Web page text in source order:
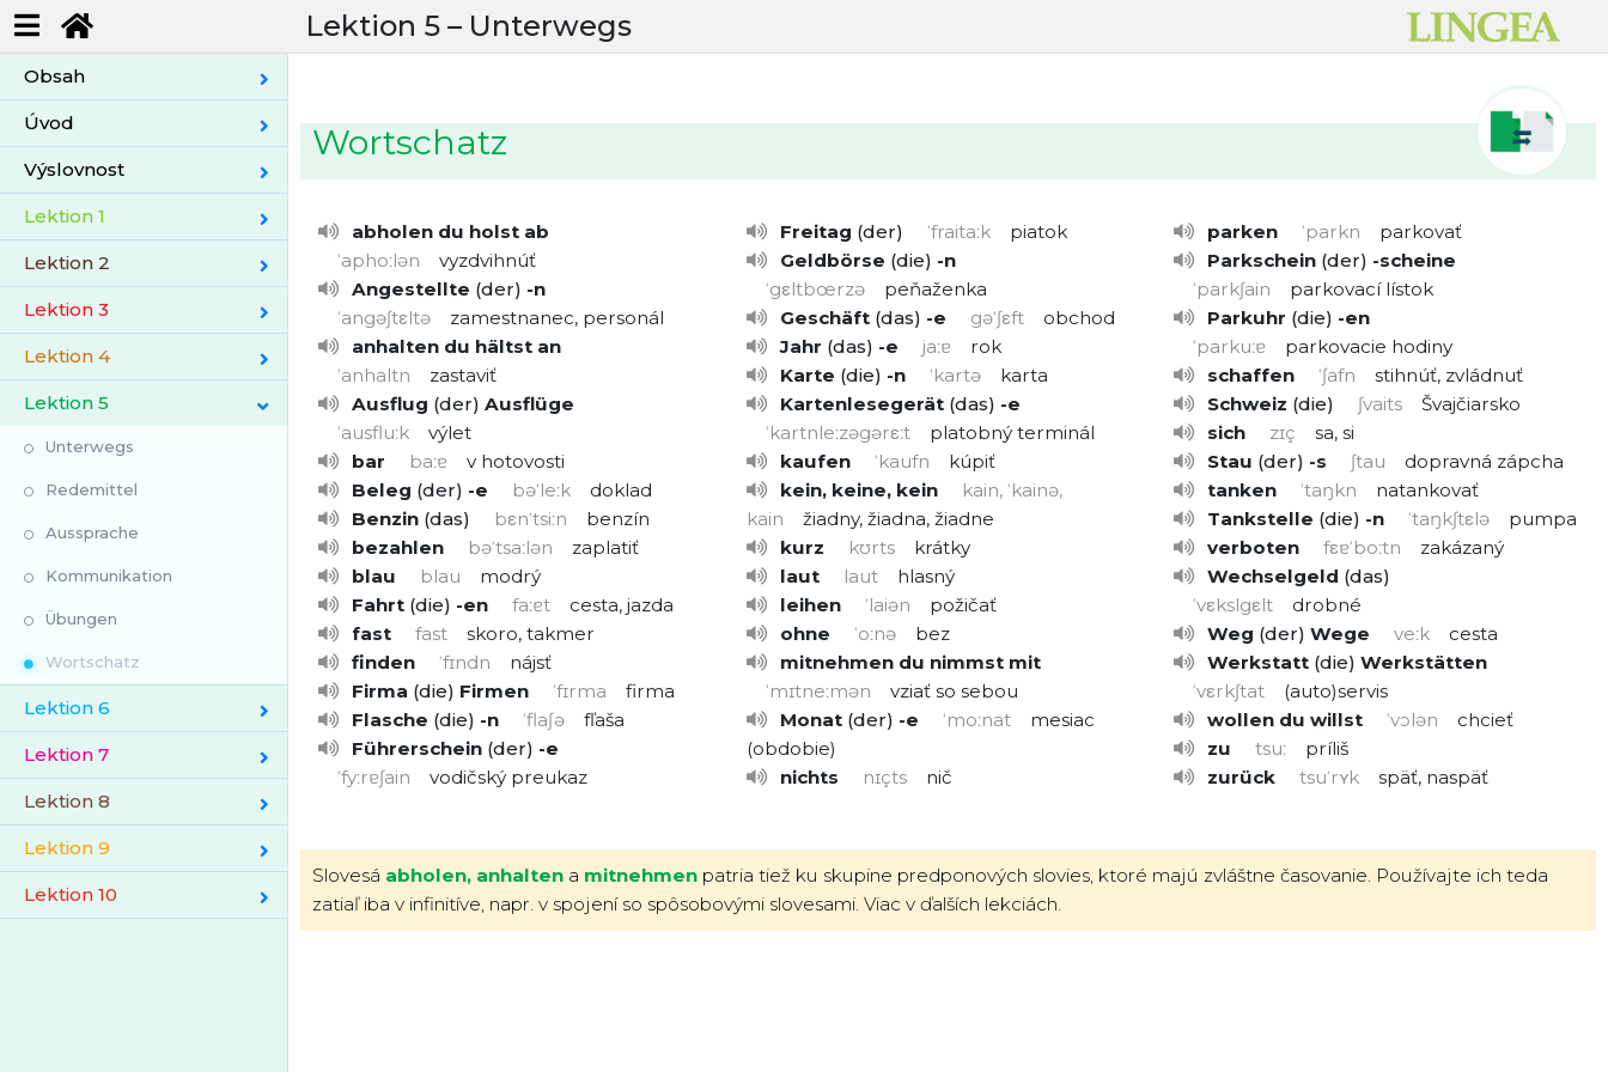
Lektion 5 – Unterwegs
Obsah
Úvod
Výslovnost
Lektion 1
Lektion 2
Lektion 3
Lektion 4
Lektion 5
Unterwegs
Redemittel
Aussprache
Kommunikation
Übungen
Wortschatz
Lektion 6
Lektion 7
Lektion 8
Lektion 9
Lektion 10
Wortschatz
abholen du holst ab
ˈaphoːlən
vyzdvihnúť
Angestellte der
-n
ˈangəʃtεltə
zamestnanec, personál
anhalten du hältst an
ˈanhaltn
zastaviť
Ausflug der Ausflüge
ˈausfluːk
výlet
bar
baːɐ
v hotovosti
Beleg der -e bəˈleːk
doklad
Benzin das bεnˈtsiːn
benzín
bezahlen
bəˈtsaːlən
zaplatiť
blau
blau
modrý
Fahrt die -en faːɐt
cesta, jazda
fast
fast
skoro, takmer
finden
ˈfɪndn
nájsť
Firma die Firmen ˈfɪrma
firma
Flasche die -n ˈflaʃə
fľaša
Führerschein der
-e
ˈfyːrɐʃain
vodičský preukaz
Freitag der ˈfraitaːk
piatok
Geldbörse die
-n
ˈgεltbœrzə
peňaženka
Geschäft das -e gəˈʃεft
obchod
Jahr das -e jaːɐ
rok
Karte die -n ˈkartə
karta
Kartenlesegerät das
-e
ˈkartnleːzəgərεːt
platobný terminál
kaufen
ˈkaufn
kúpiť
kein, keine, kein
kain, ˈkainə,
kain
žiadny, žiadna, žiadne
kurz
kʊrts
krátky
laut
laut
hlasný
leihen
ˈlaiən
požičať
ohne
ˈoːnə
bez
mitnehmen du nimmst mit
ˈmɪtneːmən
vziať so sebou
Monat der -e ˈmoːnat
mesiac
obdobie
nichts
nɪçts nič
parken ˈparkn
parkovať
Parkschein der
-scheine
ˈparkʃain
parkovací lístok
Parkuhr die
-en
ˈparkuːɐ
parkovacie hodiny
schaffen
ˈʃafn
stihnúť, zvládnuť
Schweiz die ʃvaits
Švajčiarsko
sich
zɪç
sa, si
Stau der -s ʃtau
dopravná zápcha
tanken
ˈtaŋkn
natankovať
Tankstelle die -n ˈtaŋkʃtεlə
pumpa
verboten
fεɐˈboːtn
zakázaný
Wechselgeld das
ˈvεkslgεlt
drobné
Weg der Wege veːk
cesta
Werkstatt die Werkstätten
ˈvεrkʃtat
(auto)servis
wollen du willst ˈvɔlən
chcieť
zu
tsuː
príliš
zurück
tsuˈrʏk späť, naspäť
Slovesá abholen, anhalten a mitnehmen patria tiež ku skupine predponových slovies, ktoré majú zvláštne časovanie. Používajte ich teda
zatiaľ iba v infinitíve, napr. v spojení so spôsobovými slovesami. Viac v ďalších lekciách.